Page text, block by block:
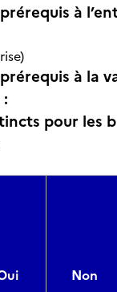
à
à la
pour les
Non